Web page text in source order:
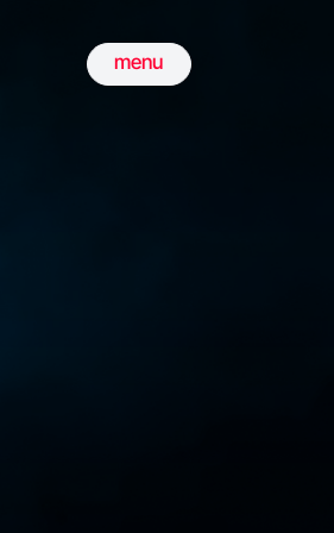
menu